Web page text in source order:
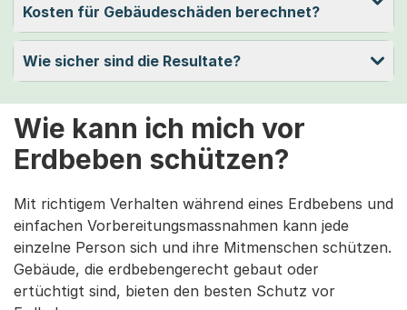
Kosten für Gebäudeschäden berechnet?
Wie sicher sind die Resultate?
Wie kann ich mich vor
Erdbeben schützen?
Mit richtigem Verhalten während eines Erdbebens und
einfachen Vorbereitungsmassnahmen kann jede
einzelne Person sich und ihre Mitmenschen schützen.
Gebäude, die erdbebengerecht gebaut oder
ertüchtigt sind, bieten den besten Schutz vor